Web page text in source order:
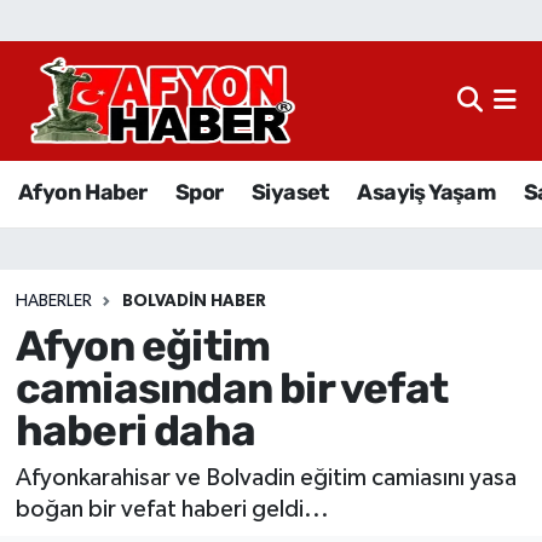
Afyon Haber Spor Siyaset Asayiş Yaşam
HABERLER BOLVADIN HABER
Afyon eğitim
camiasından bir vefat
haberi daha
Afyonkarahisar ve Bolvadin eğitim camiasını yasa
boğan bir vefat haberi geldi...
Afyon Haber
Sağlık
Eğitim
Ekonomi